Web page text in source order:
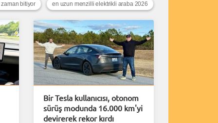
en uzun menzilli elektrikli araba 2026
bitiyor
Bir Tesla kullanıcısı, otonom
sürüş modunda 16.000 km'yi
devirerek rekor kırdı